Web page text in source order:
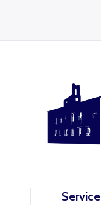
Service